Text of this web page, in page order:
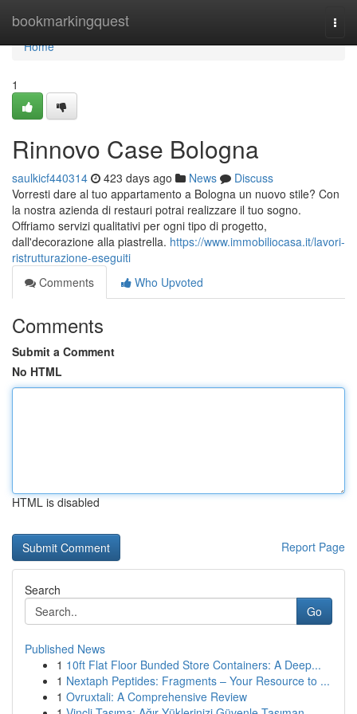
bookmarkingquest
Home
Home
1
Rinnovo Case Bologna
saulkicf440314 423 days ago News
Discuss
Vorresti dare al tuo appartamento a Bologna un nuovo stile? Con
la nostra azienda di restauri potrai realizzare il tuo sogno.
Offriamo servizi qualitativi per ogni tipo di progetto,
dall'decorazione alla piastrella. https://www.immobiliocasa.it/lavori-
ristrutturazione-eseguiti
Comments
Who Upvoted
Comments
Submit a Comment
No HTML
HTML is disabled
Report Page
Search
Go
Published News
1 10ft Flat Floor Bunded Store Containers: A Deep...
1 Nextaph Peptides: Fragments – Your Resource to ...
1 Ovruxtali: A Comprehensive Review